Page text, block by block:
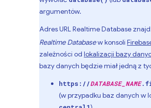
argumentów.
Adres URLRealtime Database
Realtime Databasew konsoli
zależności od lokalizacji bazy
bazy danych będzie miał jedną z
https://DATABASE_NAME
(w przypadku baz danych w